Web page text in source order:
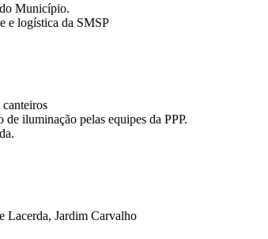
Município.
e logística da SMSP
iluminação pelas equipes da PPP.
Lacerda, Jardim Carvalho